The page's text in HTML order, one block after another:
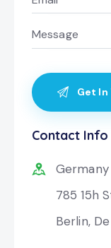
Contact Info
785 15h
Berlin,